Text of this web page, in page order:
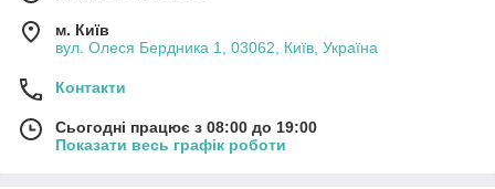
м. Київ
вул. Олеся Бердника 1, 03062, Київ, Україна
Контакти
Сьогодні працює з 08:00 до 19:00
Показати весь графік роботи